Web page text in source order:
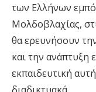
των Ελλήνων
Μολδοβλαχίας,
θα ερευνήσουν
και την ανάπτυξη
εκπαιδευτική